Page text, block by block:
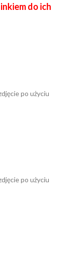
do ich
po użyciu
po użyciu